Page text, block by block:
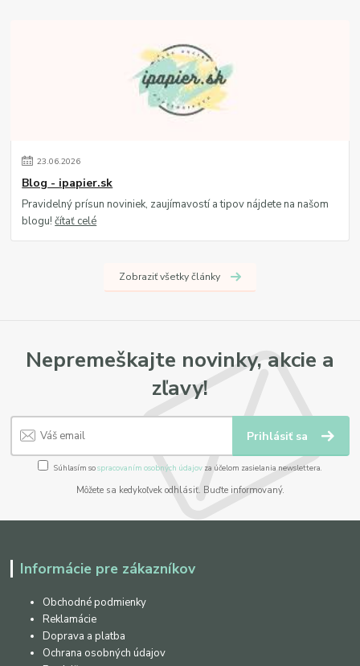
23.06.2026
Blog - ipapier.sk
Pravidelný prísun noviniek, zaujímavostí a tipov nájdete na našom
blogu!čítať celé
Zobraziť všetky články
Nepremeškajte novinky, akcie a
zľavy!
Prihlásiť sa
Súhlasím sospracovaním osobných údajov za účelom zasielania newslettera.
Môžete sa kedykoľvek odhlásiť. Buďte informovaný.
Informácie pre zákazníkov
Obchodné podmienky
Reklamácie
Doprava a platba
Ochrana osobných údajov